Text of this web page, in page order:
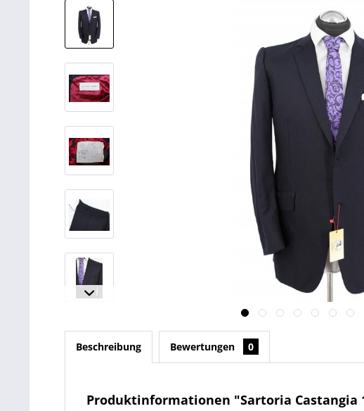
Beschreibung Bewertungen 0
Produktinformationen "Sartoria Castangia